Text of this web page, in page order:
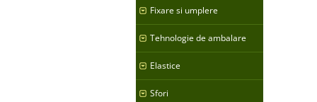
Fixare si umplere
Tehnologie de ambalare
Elastice
Sfori